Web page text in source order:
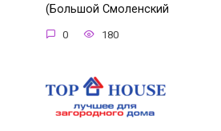
(Большой Смоленский
0 180